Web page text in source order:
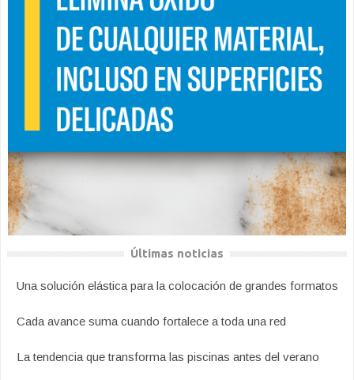
Últimas noticias
Una solución elástica para la colocación de grandes formatos
Cada avance suma cuando fortalece a toda una red
La tendencia que transforma las piscinas antes del verano